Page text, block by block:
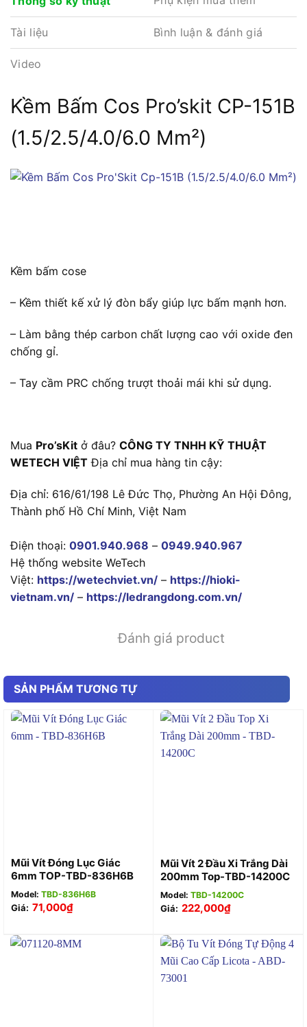
Tài liệu Bình luận & đánh giá
Video
Kềm Bấm Cos Pro’skit CP-151B
(1.5/2.5/4.0/6.0 Mm²)
Kềm bấm cose
– Kềm thiết kế xử lý đòn bẩy giúp lực bấm mạnh hơn.
– Làm bằng thép carbon chất lượng cao với oxide đen
chống gỉ.
– Tay cầm PRC chống trượt thoải mái khi sử dụng.
Mua Pro’sKit ở đâu? CÔNG TY TNHH KỸ THUẬT
WETECH VIỆT Địa chỉ mua hàng tin cậy:
Địa chỉ: 616/61/198 Lê Đức Thọ, Phường An Hội Đông,
Thành phố Hồ Chí Minh, Việt Nam
Điện thoại: 0901.940.968 – 0949.940.967
Hệ thống website WeTech
Việt: https://wetechviet.vn/ – https://hioki-
vietnam.vn/ – https://ledrangdong.com.vn/
Đánh giá product
SẢN PHẨM TƯƠNG TỰ
Mũi Vít Đóng Lục Giác
6mm TOP-TBD-836H6B
Model: TBD-836H6B
Giá: 71,000₫
Mũi Vít 2 Đầu Xi Trắng Dài
200mm Top-TBD-14200C
Model: TBD-14200C
Giá: 222,000₫